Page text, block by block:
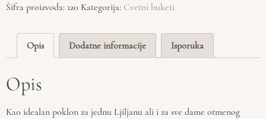
Šifra proizvoda: 120 Kategorija: Cvetni buketi
Opis Dodatne informacije Isporuka
Opis
Kao idealan poklon za jednu Ljiljanu ali i za sve dame otmenog